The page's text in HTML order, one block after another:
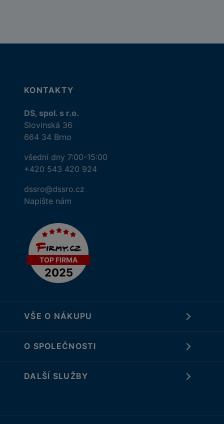
KONTAKTY
DS, spol. s r.o.
Slovinská 36
664 34 Brno
všední dny 7:00-15:00
+420 543 420 924
dssro@dssro.cz
Napište nám
VŠE O NÁKUPU
O SPOLEČNOSTI
DALŠÍ SLUŽBY